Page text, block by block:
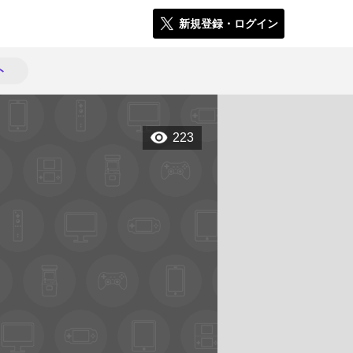
新規登録・ログイン
223